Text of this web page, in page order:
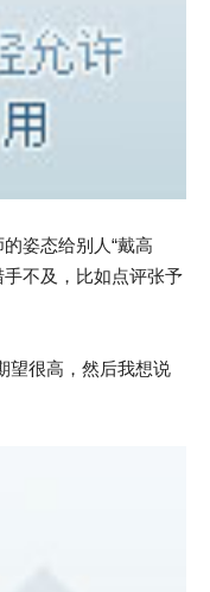
姿态给别人“戴高
手不及，比如点评张予
望很高，然后我想说